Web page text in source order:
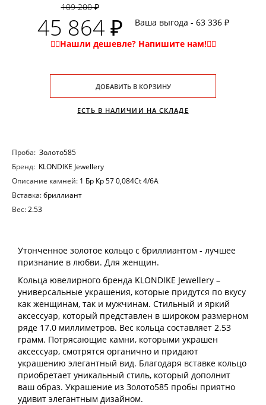
109 200 ₽
45 864 ₽ Ваша выгода - 63 336 ₽
ДОБАВИТЬ В КОРЗИНУ
ЕСТЬ В НАЛИЧИИ НА СКЛАДЕ
Проба: Золото585
Бренд: KLONDIKE Jewellery
Описание камней: 1 Бр Кр 57 0,084Ct 4/6А
Вставка:бриллиант
Вес:2.53
Утонченное золотое кольцо с бриллиантом - лучшее
признание в любви. Для женщин.
Кольца ювелирного бренда KLONDIKE Jewellery –
универсальные украшения, которые придутся по вкусу
как женщинам, так и мужчинам. Стильный и яркий
аксессуар, который представлен в широком размерном
ряде 17.0 миллиметров. Вес кольца составляет 2.53
грамм. Потрясающие камни, которыми украшен
аксессуар, смотрятся органично и придают
украшению элегантный вид. Благодаря вставке кольцо
приобретает уникальный стиль, который дополнит
ваш образ. Украшение из Золото585 пробы приятно
удивит элегантным дизайном.